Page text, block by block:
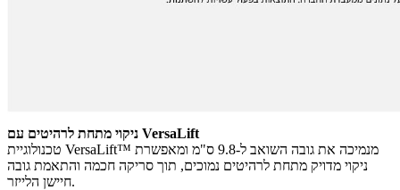
ניקוי מתחת לרהיטים עם VersaLift
טכנולוגיית VersaLift™ מנמיכה את גובה השואב ל‑9.8 ס"מ ומאפשרת
ניקוי מדויק מתחת לרהיטים נמוכים, תוך סריקה חכמה והתאמת גובה
חיישן הלייזר.